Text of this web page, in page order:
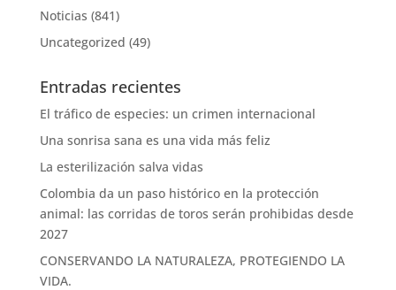
Noticias (841)
Uncategorized (49)
Entradas recientes
El tráfico de especies: un crimen internacional
Una sonrisa sana es una vida más feliz
La esterilización salva vidas
Colombia da un paso histórico en la protección
animal: las corridas de toros serán prohibidas desde
2027
CONSERVANDO LA NATURALEZA, PROTEGIENDO LA
VIDA.